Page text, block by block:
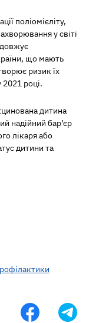
поліомієліту,
у світі
що мають
ризик їх
2021 році.
дитина
надійний бар’єр
лікаря або
дитини та